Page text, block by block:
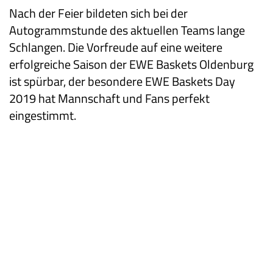
Nach der Feier bildeten sich bei der
Autogrammstunde des aktuellen Teams lange
Schlangen. Die Vorfreude auf eine weitere
erfolgreiche Saison der EWE Baskets Oldenburg
ist spürbar, der besondere EWE Baskets Day
2019 hat Mannschaft und Fans perfekt
eingestimmt.